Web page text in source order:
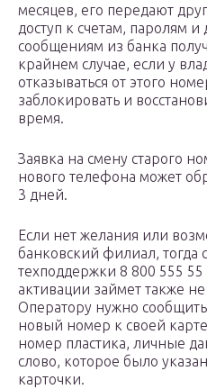
месяцев, его передают
доступ к счетам, паролям
сообщениям из банка
крайнем случае, если у
отказываться от этого
заблокировать и
время.
Заявка на смену старого
нового телефона может
3 дней.
Если нет желания или
банковский филиал, тогда
техподдержки 8 800 555 55
активации займет также
Оператору нужно
новый номер к своей
номер пластика, личные
слово, которое было
карточки.